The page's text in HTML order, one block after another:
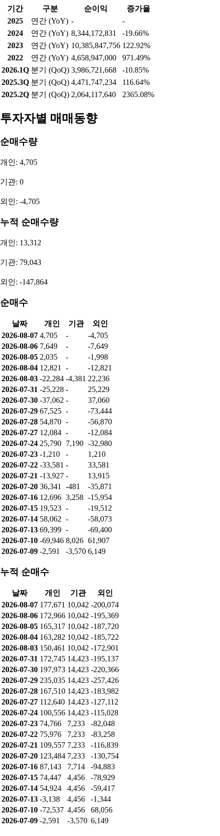
기간 구분 순이익
증가율
2025
연간 (YoY) -
-
2024
연간 (YoY) 8,344,172,831
-19.66%
2023
연간 (YoY) 10,385,847,756 122.92%
2022
연간 (YoY) 4,658,947,000
971.49%
2026.1Q 분기 (QoQ) 3,986,721,668
-10.85%
2025.3Q 분기 (QoQ) 4,471,747,234
116.64%
2025.2Q 분기 (QoQ) 2,064,117,640 2365.08%
투자자별 매매동향
순매수량
개인: 4,705
기관: 0
외인: -4,705
누적 순매수량
개인: 13,312
기관: 79,043
외인: -147,864
순매수
날짜 개인 기관
외인
2026-08-07 4,705 -
-4,705
2026-08-06 7,649 -
-7,649
2026-08-05 2,035 -
-1,998
2026-08-04 12,821 -
-12,821
2026-08-03 -22,284 -4,381 22,236
2026-07-31 -25,228 -
25,229
2026-07-30 -37,062 -
37,060
2026-07-29 67,525 -
-73,444
2026-07-28 54,870 -
-56,870
2026-07-27 12,084 -
-12,084
2026-07-24 25,790 7,190 -32,980
2026-07-23 -1,210 -
1,210
2026-07-22 -33,581 -
33,581
2026-07-21 -13,927 -
13,915
2026-07-20 36,341 -481
-35,871
2026-07-16 12,696 3,258 -15,954
2026-07-15 19,523 -
-19,512
2026-07-14 58,062 -
-58,073
2026-07-13 69,399 -
-69,400
2026-07-10 -69,946 8,026 61,907
2026-07-09 -2,591 -3,570 6,149
누적 순매수
날짜 개인 기관
외인
2026-08-07 177,671 10,042 -200,074
2026-08-06 172,966 10,042 -195,369
2026-08-05 165,317 10,042 -187,720
2026-08-04 163,282 10,042 -185,722
2026-08-03 150,461 10,042 -172,901
2026-07-31 172,745 14,423 -195,137
2026-07-30 197,973 14,423 -220,366
2026-07-29 235,035 14,423 -257,426
2026-07-28 167,510 14,423 -183,982
2026-07-27 112,640 14,423 -127,112
2026-07-24 100,556 14,423 -115,028
2026-07-23 74,766 7,233
-82,048
2026-07-22 75,976 7,233
-83,258
2026-07-21 109,557 7,233
-116,839
2026-07-20 123,484 7,233
-130,754
2026-07-16 87,143 7,714
-94,883
2026-07-15 74,447 4,456
-78,929
2026-07-14 54,924 4,456
-59,417
2026-07-13 -3,138 4,456
-1,344
2026-07-10 -72,537 4,456
68,056
2026-07-09 -2,591 -3,570 6,149